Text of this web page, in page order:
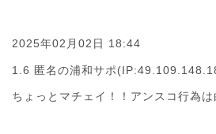
2025年02月02日 18:44
1.6 匿名の浦和サポ
ちょっとマチェイ！！アンスコ行為は